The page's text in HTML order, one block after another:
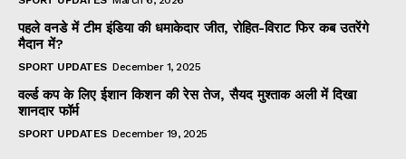
पहले वनडे में टीम इंडिया की धमाकेदार जीत, रोहित-विराट फिर कब उतरेंगे
मैदान में?
SPORT UPDATES December 1, 2025
वर्ल्ड कप के लिए ईशान किशन की रेस तेज, सैयद मुश्ताक अली में दिखा
शानदार फॉर्म
SPORT UPDATES December 19, 2025